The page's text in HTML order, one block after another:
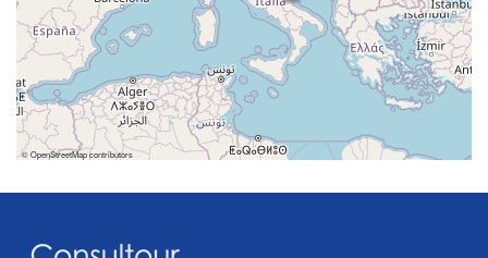
©OpenStreetMapcontributors